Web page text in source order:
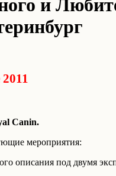
и
Canin.
мероприятия:
описания под двумя